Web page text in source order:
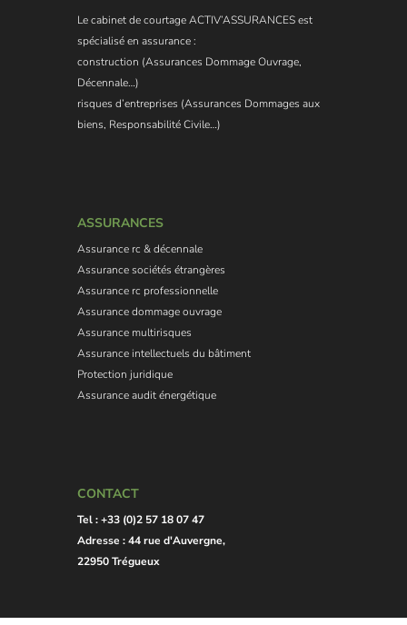
Le cabinet de courtage ACTIV’ASSURANCES est
spécialisé en assurance :
construction (Assurances Dommage Ouvrage,
Décennale…)
risques d’entreprises (Assurances Dommages aux
biens, Responsabilité Civile…)
ASSURANCES
Assurance rc & décennale
Assurance sociétés étrangères
Assurance rc professionnelle
Assurance dommage ouvrage
Assurance multirisques
Assurance intellectuels du bâtiment
Protection juridique
Assurance audit énergétique
CONTACT
Tel : +33 (0)2 57 18 07 47
Adresse : 44 rue d'Auvergne,
22950 Trégueux